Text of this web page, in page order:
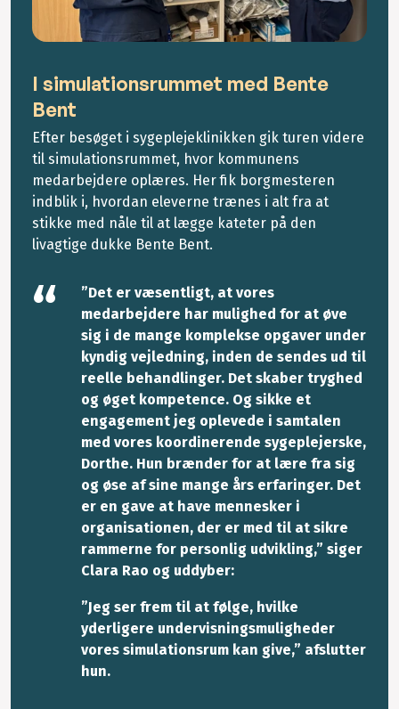
I simulationsrummet med Bente
Bent
Efter besøget i sygeplejeklinikken gik turen videre
til simulationsrummet, hvor kommunens
medarbejdere oplæres. Her fik borgmesteren
indblik i, hvordan eleverne trænes i alt fra at
stikke med nåle til at lægge kateter på den
livagtige dukke Bente Bent.
”Det er væsentligt, at vores
medarbejdere har mulighed for at øve
sig i de mange komplekse opgaver under
kyndig vejledning, inden de sendes ud til
reelle behandlinger. Det skaber tryghed
og øget kompetence. Og sikke et
engagement jeg oplevede i samtalen
med vores koordinerende sygeplejerske,
Dorthe. Hun brænder for at lære fra sig
og øse af sine mange års erfaringer. Det
er en gave at have mennesker i
organisationen, der er med til at sikre
rammerne for personlig udvikling,” siger
Clara Rao og uddyber:
”Jeg ser frem til at følge, hvilke
yderligere undervisningsmuligheder
vores simulationsrum kan give,” afslutter
hun.